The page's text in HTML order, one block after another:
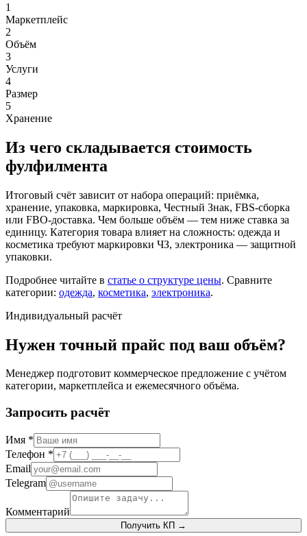
1
Маркетплейс
2
Объём
3
Услуги
4
Размер
5
Хранение
Из чего складывается стоимость
фулфилмента
Итоговый счёт зависит от набора операций: приёмка,
хранение, упаковка, маркировка, Честный Знак, FBS-сборка
или FBO-доставка. Чем больше объём — тем ниже ставка за
единицу. Категория товара влияет на сложность: одежда и
косметика требуют маркировки ЧЗ, электроника — защитной
упаковки.
Подробнее читайте в статье о структуре цены. Сравните
категории: одежда, косметика, электроника.
Индивидуальный расчёт
Нужен точный прайс под ваш объём?
Менеджер подготовит коммерческое предложение с учётом
категории, маркетплейса и ежемесячного объёма.
Запросить расчёт
Имя *
Телефон *
Email
Telegram
Комментарий
Получить КП →